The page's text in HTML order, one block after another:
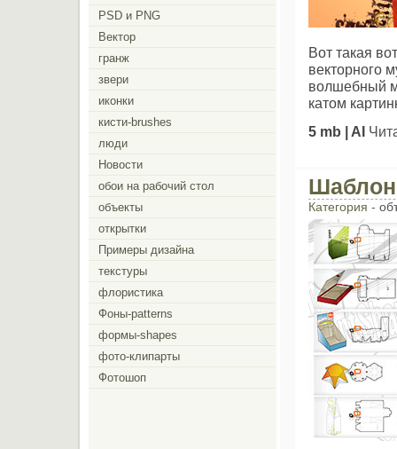
Вот такая
векторного
волшебный
катом
5 mb | AI
Категория -
PSD и PNG
Вектор
гранж
звери
иконки
кисти-brushes
люди
Новости
обои на рабочий стол
объекты
открытки
Примеры дизайна
текстуры
флористика
Фоны-patterns
формы-shapes
фото-клипарты
Фотошоп